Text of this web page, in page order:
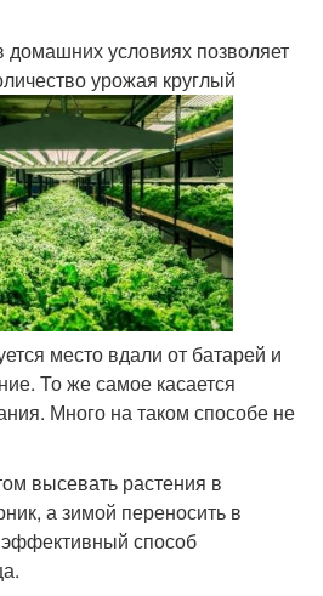
условиях позволяет
урожая круглый
место вдали от батарей и
То же самое касается
Много на таком способе не
высевать растения в
а зимой переносить в
способ